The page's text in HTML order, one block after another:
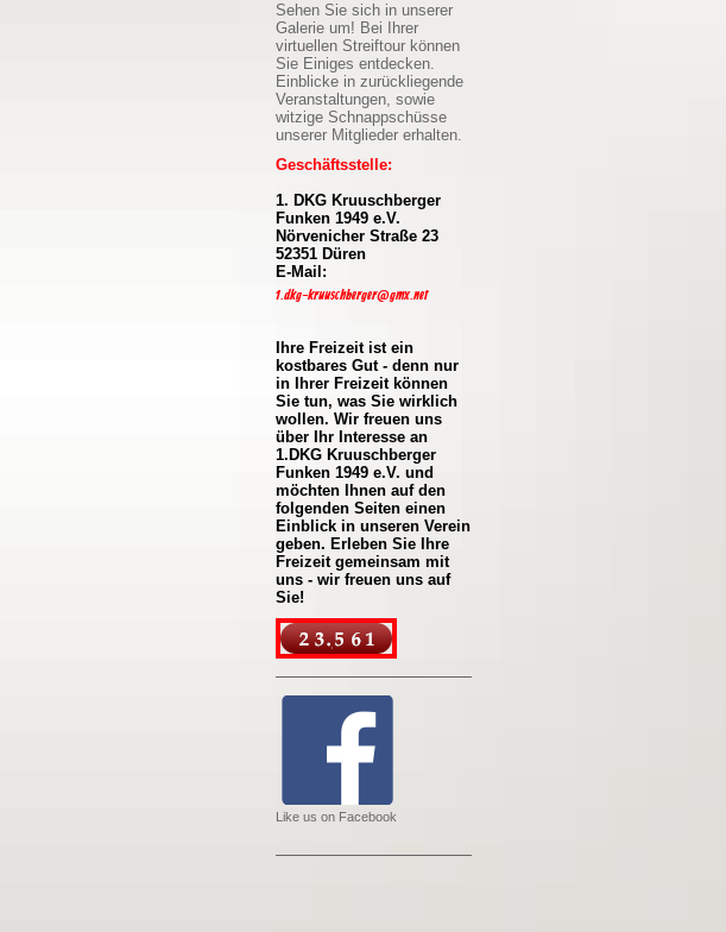
Sehen Sie sich in unserer
Galerie um! Bei Ihrer
virtuellen Streiftour können
Sie Einiges entdecken.
Einblicke in zurückliegende
Veranstaltungen, sowie
witzige Schnappschüsse
unserer Mitglieder erhalten.
Geschäftsstelle:
1. DKG Kruuschberger
Funken 1949 e.V.
Nörvenicher Straße 23
52351 Düren
E-Mail:
1.dkg-kruuschberger@gmx.net
Ihre Freizeit ist ein
kostbares Gut - denn nur
in Ihrer Freizeit können
Sie tun, was Sie wirklich
wollen. Wir freuen uns
über Ihr Interesse an
1.DKG Kruuschberger
Funken 1949 e.V. und
möchten Ihnen auf den
folgenden Seiten einen
Einblick in unseren Verein
geben. Erleben Sie Ihre
Freizeit gemeinsam mit
uns - wir freuen uns auf
Sie!
Like us on Facebook